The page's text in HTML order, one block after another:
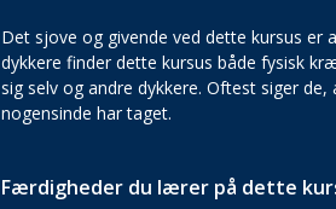
Det sjove og givende ved dette kursus
dykkere finder dette kursus både fysisk
sig selv og andre dykkere. Oftest siger
nogensinde har taget.
Færdigheder du lærer på dette